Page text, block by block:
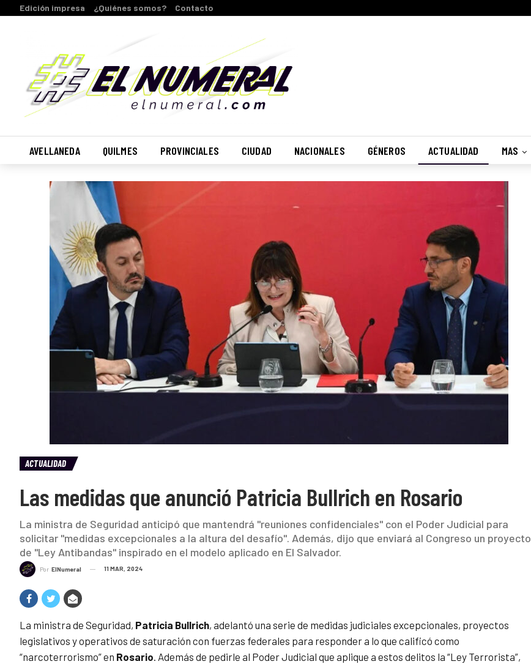
Edición impresa ¿Quiénes somos? Contacto
AVELLANEDA QUILMES PROVINCIALES CIUDAD NACIONALES GÉNEROS ACTUALIDAD MAS
ACTUALIDAD
Las medidas que anunció Patricia Bullrich en Rosario
La ministra de Seguridad anticipó que mantendrá "reuniones confidenciales" con el Poder Judicial para
solicitar "medidas excepcionales a la altura del desafío". Además, dijo que enviará al Congreso un proyecto
de "Ley Antibandas" inspirado en el modelo aplicado en El Salvador.
Por ElNumeral 11 MAR, 2024
La ministra de Seguridad, Patricia Bullrich, adelantó una serie de medidas judiciales excepcionales, proyectos
legislativos y operativos de saturación con fuerzas federales para responder a lo que calificó como
“narcoterrorismo” en Rosario. Además de pedirle al Poder Judicial que aplique a estos delitos la “Ley Terrorista”,